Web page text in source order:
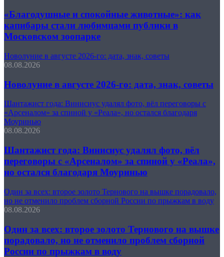
«Благодушные и спокойные животные»: как
капибары стали любимцами публики в
Московском зоопарке
Новолуние в августе 2026-го: дата, знак, советы
08.08.2026
Новолуние в августе 2026-го: дата, знак, советы
Шантажист года: Винисиус удалял фото, вёл переговоры с
«Арсеналом» за спиной у «Реала», но остался благодаря
Моуринью
08.08.2026
Шантажист года: Винисиус удалял фото, вёл
переговоры с «Арсеналом» за спиной у «Реала»,
но остался благодаря Моуринью
Один за всех: второе золото Тернового на вышке порадовало,
но не отменило проблем сборной России по прыжкам в воду
08.08.2026
Один за всех: второе золото Тернового на вышке
порадовало, но не отменило проблем сборной
России по прыжкам в воду